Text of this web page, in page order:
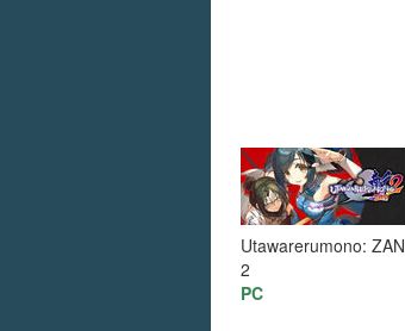
Utawarerumono: ZAN
2
PC